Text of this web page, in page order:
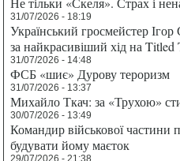
31/07/2026 - 18:19
Український гросмейстер
за найкрасивіший хід на Titled
31/07/2026 - 14:48
ФСБ «шиє» Дурову тероризм
31/07/2026 - 13:37
Михайло Ткач: за «Трухою»
30/07/2026 - 13:49
Командир військової частини
будувати йому маєток
29/07/2026 - 21:38